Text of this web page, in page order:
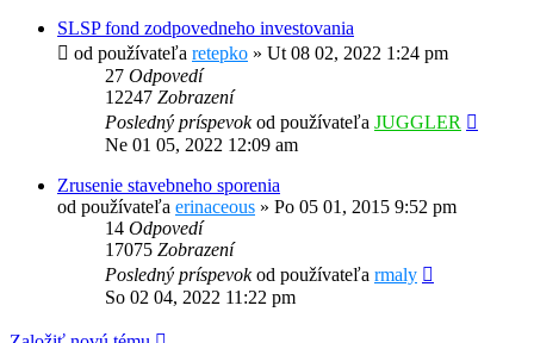
SLSP fond zodpovedneho investovania
od používateľa retepko » Ut 08 02, 2022 1:24 pm
27 Odpovedí
12247 Zobrazení
Posledný príspevokod používateľa JUGGLER
Ne 01 05, 2022 12:09 am
Zrusenie stavebneho sporenia
od používateľa erinaceous » Po 05 01, 2015 9:52 pm
14 Odpovedí
17075 Zobrazení
Posledný príspevokod používateľa rmaly
So 02 04, 2022 11:22 pm